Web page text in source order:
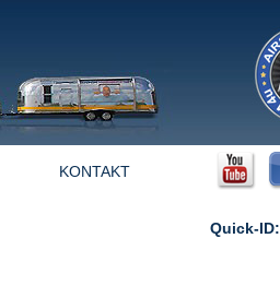
KONTAKT
Quick-ID: